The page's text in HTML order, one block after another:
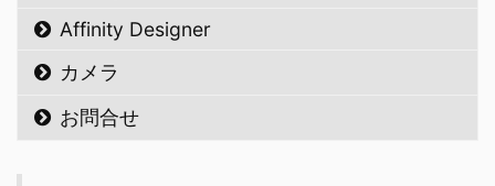
Affinity Designer
カメラ
お問合せ